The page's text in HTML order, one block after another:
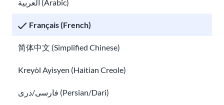
العربية (Arabic)
Français (French)
简体中文 (Simplified Chinese)
Kreyòl Ayisyen (Haitian Creole)
فارسی/دری (Persian/Dari)
Update
0:43
Surveillance